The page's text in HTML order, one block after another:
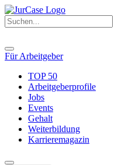
Für Arbeitgeber
TOP 50
Arbeitgeberprofile
Jobs
Events
Gehalt
Weiterbildung
Karrieremagazin